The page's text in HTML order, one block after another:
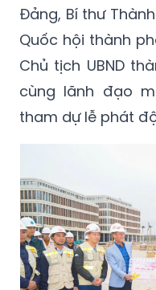
Đảng, Bí thư
Quốc hội thành
Chủ tịch UBND
cùng lãnh đạo
tham dự lễ phát